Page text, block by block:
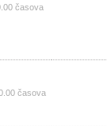
časova
časova